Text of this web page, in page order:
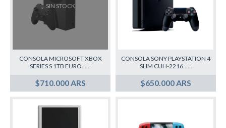
SIN STOCK
CONSOLA MICROSOFT XBOX
SERIES S 1TB EURO......
$710.000 ARS
CONSOLA SONY PLAYSTATION 4
SLIM CUH-2216......
$650.000 ARS